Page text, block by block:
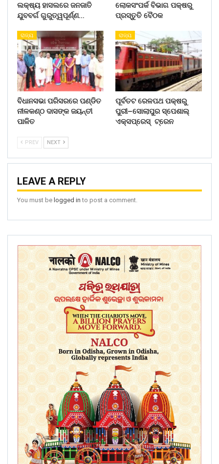
ଲକ୍ଷ୍ୟ ହାସଲରେ ଜନଜାତି
ଯୁବବର୍ଗ ଗୁରୁତ୍ୱପୂର୍ଣ୍ଣ…
ଲୋକସଂପର୍କ ବିଭାଗ ପକ୍ଷରୁ
ପ୍ରସ୍ତୁତି ବୈଠକ
ରାଜ୍ୟ
ବିଧାନସଭା ପରିସରରେ ପଣ୍ଡିତ
ନୀଳକଣ୍ଠ ଦାସଙ୍କ ଜୟନ୍ତୀ
ପାଳିତ
ରାଜ୍ୟ
ପୂର୍ବତଟ ରେଳପଥ ପକ୍ଷରୁ
ପୁରୀ–ସୋଲାପୁର ସ୍ପେଶାଲ୍
ଏକ୍ସପ୍ରେସ୍ ଟ୍ରେନ
PREV NEXT
LEAVE A REPLY
You must be logged in to post a comment.